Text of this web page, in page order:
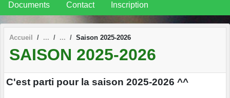
Documents Contact Inscription
Accueil Saison 2025-2026
SAISON 2025-2026
C'est parti pour la saison 2025-2026 ^^